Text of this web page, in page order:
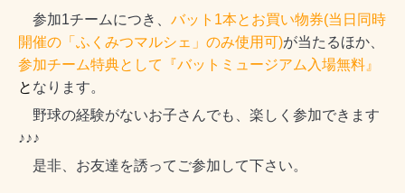
参加1チームにつき、 バット 1本とお買い物券(当日同時
開催の「ふくみつマルシェ」のみ使用可)が当たるほか、
参加チーム特典として『バットミュージアム入場無料』
と なります。
野球の経験がないお子さんでも、楽しく参加できます
♪♪♪
是非、お友達を誘ってご参加して下さい。